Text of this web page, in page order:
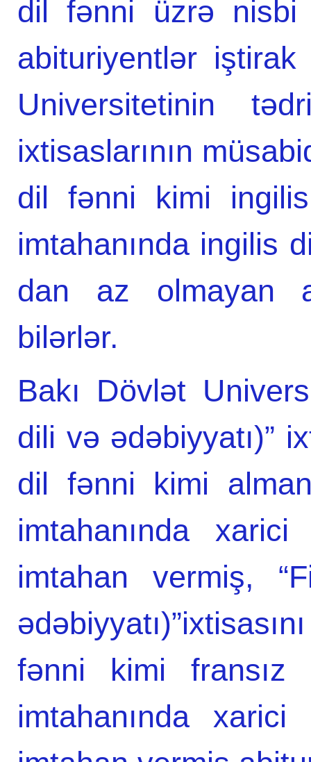
dil fənni üzrə nisbi
abituriyentlər
Universitetinin
ixtisaslarının
dil fənni kimi
imtahanında ingilis
dan az olmayan
bilərlər.
Bakı Dövlət
dili və ədəbiyyatı)”
dil fənni kimi
imtahanında
imtahan vermiş,
fənni kimi
imtahanında